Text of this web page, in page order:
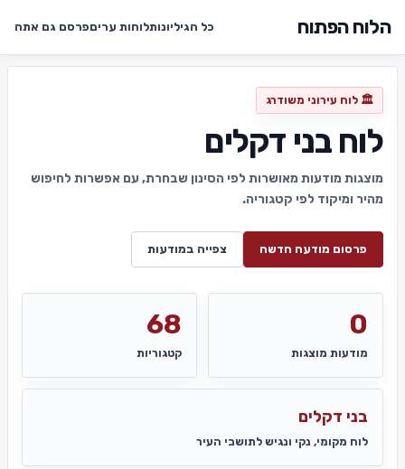
הלוח הפתוח כל הגיליונותלוחות עריםפרסם גם אתה
🏛️ לוח עירוני משודרג
לוח בני דקלים
מוצגות מודעות מאושרות לפי הסינון שבחרת, עם אפשרות לחיפוש
מהיר ומיקוד לפי קטגוריה.
פרסום מודעה חדשה צפייה במודעות
0
מודעות מוצגות
68
קטגוריות
בני דקלים
לוח מקומי, נקי ונגיש לתושבי העיר